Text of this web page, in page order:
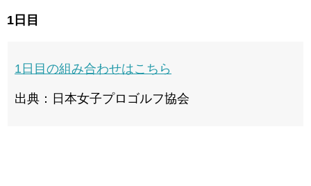
1日目
1日目の組み合わせはこちら
出典：日本女子プロゴルフ協会